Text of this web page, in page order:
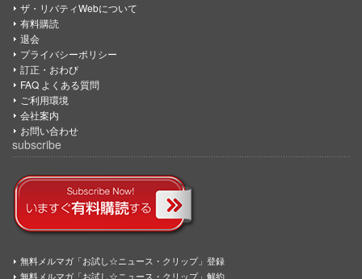
ザ・リバティWebについて
有料購読
退会
プライバシーポリシー
訂正・おわび
FAQ よくある質問
ご利用環境
会社案内
お問い合わせ
subscribe
無料メルマガ「お試し☆ニュース・クリップ」登録
無料メルマガ「お試し☆ニュース・クリップ」解約